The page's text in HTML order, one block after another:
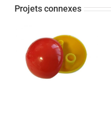
Projets connexes
Balle